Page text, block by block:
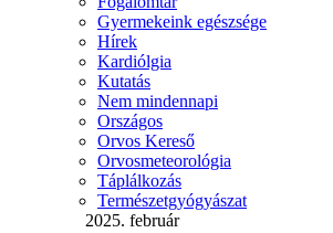
Gyermekeink egészsége
Hírek
Kardiólgia
Kutatás
Nem mindennapi
Országos
Orvos Kereső
Orvosmeteorológia
Táplálkozás
Természetgyógyászat
2025. február